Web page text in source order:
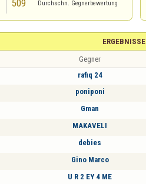
509 Durchschn. Gegnerbewertung
ERGEBNISSE
Gegner
rafiq 24
poniponi
Gman
MAKAVELI
debies
Gino Marco
U R 2 EY 4 ME